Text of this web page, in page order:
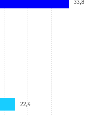
33,8
22,4